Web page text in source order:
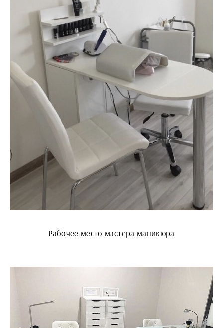
Рабочее место мастера маникюра